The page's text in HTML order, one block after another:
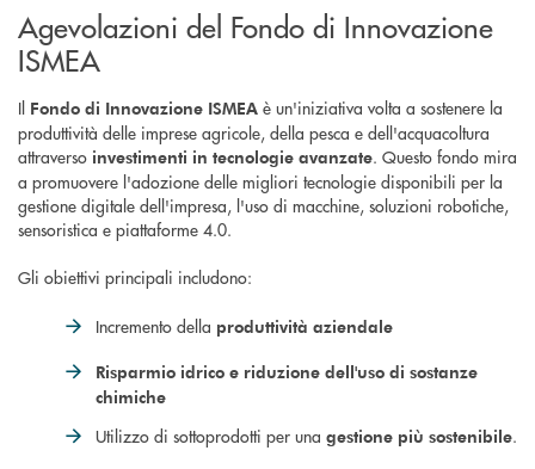
Agevolazioni del Fondo di Innovazione
ISMEA
Il Fondo di Innovazione ISMEA è un'iniziativa volta a sostenere la
produttività delle imprese agricole, della pesca e dell'acquacoltura
attraverso investimenti in tecnologie avanzate. Questo fondo mira
a promuovere l'adozione delle migliori tecnologie disponibili per la
gestione digitale dell'impresa, l'uso di macchine, soluzioni robotiche,
sensoristica e piattaforme 4.0.
Gli obiettivi principali includono:
Incremento della produttività aziendale
Risparmio idrico e riduzione dell'uso di sostanze
chimiche
Utilizzo di sottoprodotti per una gestione più sostenibile.